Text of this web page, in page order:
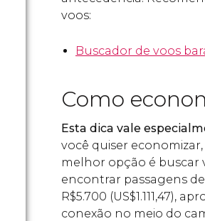
voos:
Buscador de voos
Como
Esta dica vale
você quiser
melhor opção é buscar
encontrar passagens
R$5.700 (US$1.111,47),
conexão no meio do